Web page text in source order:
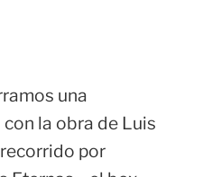
una
la obra de Luis
por